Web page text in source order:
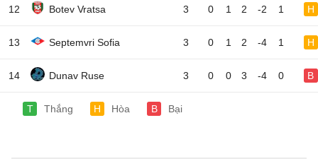
12 Botev Vratsa 3 0 1 2 -2 1 H
13 Septemvri Sofia 3 0 1 2 -4 1 H
14 Dunav Ruse 3 0 0 3 -4 0 B
T Thắng H Hòa B Bại